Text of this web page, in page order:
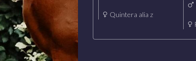
Quintera alia z